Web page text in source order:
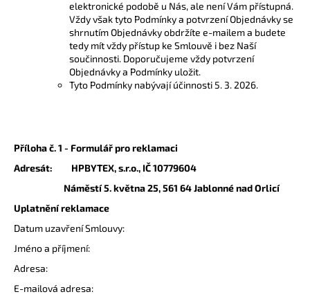
elektronické podobě u Nás, ale není Vám přístupná.
Vždy však tyto Podmínky a potvrzení Objednávky se
shrnutím Objednávky obdržíte e-mailem a budete
tedy mít vždy přístup ke Smlouvě i bez Naší
součinnosti. Doporučujeme vždy potvrzení
Objednávky a Podmínky uložit.
Tyto Podmínky nabývají účinnosti 5. 3. 2026.
Příloha č. 1 - Formulář pro reklamaci
Adresát: HPBYTEX, s.r.o., IČ 10779604
Náměstí 5. května 25, 561 64 Jablonné nad Orlicí
Uplatnění reklamace
Datum uzavření Smlouvy:
Jméno a příjmení:
Adresa:
E-mailová adresa: